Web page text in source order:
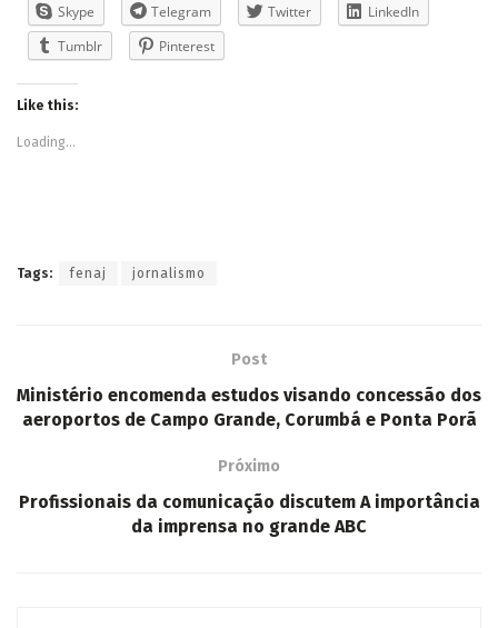
Skype
Telegram Twitter
LinkedIn
Tumblr
Pinterest
Like this:
Loading...
Tags: fenaj jornalismo
Post
Ministério encomenda estudos visando concessão dos
aeroportos de Campo Grande, Corumbá e Ponta Porã
Próximo
Profissionais da comunicação discutem A importância
da imprensa no grande ABC